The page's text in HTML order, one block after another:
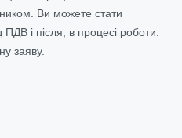
Ви можете стати
і після, в процесі роботи.
заяву.